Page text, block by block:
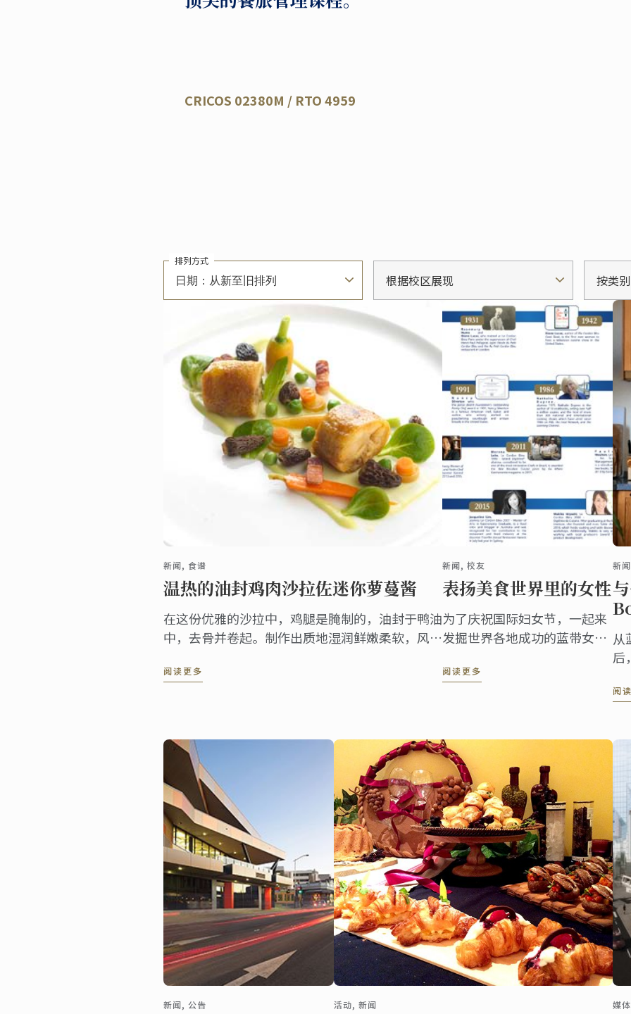
CRICOS 02380M / RTO 4959
日期：从新至旧排列
排列方式
根据校区展现 按类
新闻, 食谱
温热的油封鸡肉沙拉佐迷你萝蔓酱
在这份优雅的沙拉中，鸡腿是腌制的，油封于鸭油
中，去骨并卷起。制作出质地湿润鲜嫩柔软，风味
阅读更多
新闻, 校友
表扬美食世界里的女性
为了庆祝国际妇女节，一起来
发掘世界各地成功的蓝带女性
阅读更多
新
从
后
阅
新闻, 公告 活动, 新闻 媒